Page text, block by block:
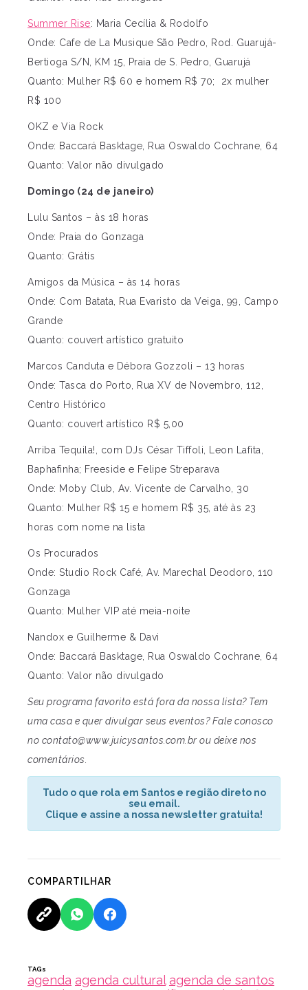
Summer Rise: Maria Cecília & Rodolfo
Onde: Cafe de La Musique São Pedro, Rod. Guarujá-
Bertioga S/N, KM 15, Praia de S. Pedro, Guarujá
Quanto: Mulher R$ 60 e homem R$ 70; 2x mulher
R$ 100
OKZ e Via Rock
Onde: Baccará Basktage, Rua Oswaldo Cochrane, 64
Quanto: Valor não divulgado
Domingo (24 de janeiro)
Lulu Santos – às 18 horas
Onde: Praia do Gonzaga
Quanto: Grátis
Amigos da Música – às 14 horas
Onde: Com Batata, Rua Evaristo da Veiga, 99, Campo
Grande
Quanto: couvert artístico gratuito
Marcos Canduta e Débora Gozzoli – 13 horas
Onde: Tasca do Porto, Rua XV de Novembro, 112,
Centro Histórico
Quanto: couvert artístico R$ 5,00
Arriba Tequila!, com DJs César Tiffoli, Leon Lafita,
Baphafinha; Freeside e Felipe Streparava
Onde: Moby Club, Av. Vicente de Carvalho, 30
Quanto: Mulher R$ 15 e homem R$ 35, até às 23
horas com nome na lista
Os Procurados
Onde: Studio Rock Café, Av. Marechal Deodoro, 110
Gonzaga
Quanto: Mulher VIP até meia-noite
Nandox e Guilherme & Davi
Onde: Baccará Basktage, Rua Oswaldo Cochrane, 64
Quanto: Valor não divulgado
Seu programa favorito está fora da nossa lista? Tem
uma casa e quer divulgar seus eventos? Fale conosco
no contato@www.juicysantos.com.br ou deixe nos
comentários.
Tudo o que rola em Santos e região direto no
seu email.
Clique e assine a nossa newsletter gratuita!
COMPARTILHAR
TAGs
agenda agenda cultural agenda de santos